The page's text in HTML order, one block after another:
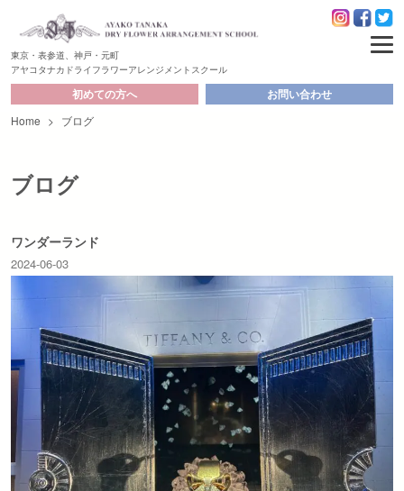
東京・表参道、神戸・元町
アヤコタナカドライフラワーアレンジメントスクール
初めての方へ お問い合わせ
Home > ブログ
ブログ
ワンダーランド
2024-06-03